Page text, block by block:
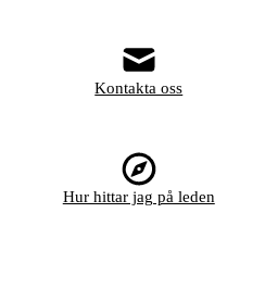
Kontakta oss
Hur hittar jag på leden